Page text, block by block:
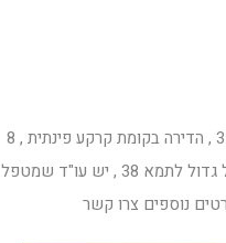
למכירה בכרמל מערבי ברחוב התמר , בנין של 3 דיירים דירת 2.5 חדרים ניתן להפוך ל 3 , הדירה בקומת קרקע פינתית , 8
מדרגות גישה , חלוקה פנימית נוחה מאוד , 3 כיווני אויר , (מערב,דרום,צפון) פונטנציאל גדול לתמא 38 , יש עו"ד שמטפל
נוספים צרו קשר